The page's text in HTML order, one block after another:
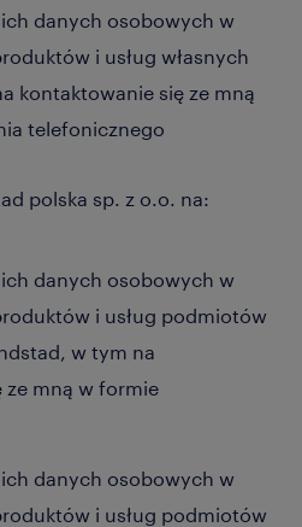
danych osobowych w
i usług własnych
kontaktowanie się ze mną
telefonicznego
polska sp. z o.o. na:
danych osobowych w
i usług podmiotów
w tym na
ze mną w formie
danych osobowych w
i usług podmiotów